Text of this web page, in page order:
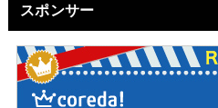
スポンサー